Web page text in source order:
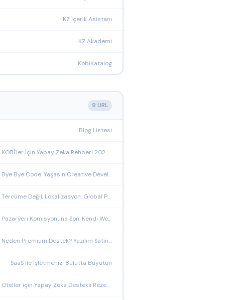
KZ İçerik Asistanı
KZ Akademi
KobiKatalog
9 URL
Blog Listesi
KOBİ'ler İçin Yapay Zeka Rehberi 2026: Nereden Başlamalı?
Bye Bye Code. Yaşasın Creative Development.
Tercüme Değil, Lokalizasyon: Global Pazarda Gerçek Başarının Anahtarı
Pazaryeri Komisyonuna Son: Kendi Web Sitenizden Satış
Neden Premium Destek? Yazılım Satın Almak Yeter mi?
SaaS ile İşletmenizi Bulutta Büyütün
Oteller için Yapay Zeka Destekli Rezervasyon ve Yönetim